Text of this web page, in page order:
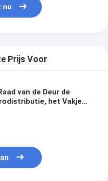
nu
Prijs Voor
van de Deur de
het Vakje